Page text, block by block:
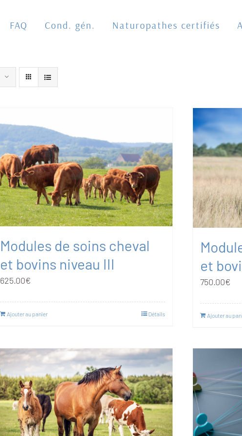
FAQ Cond. gén. Naturopathes certifiés
Modules de soins cheval
et bovins niveau III
625.00€
Ajouter au panier Détails
et
750.00€
Ajouter au